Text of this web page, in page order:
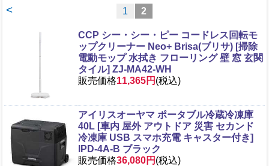
< 1 2
CCP シー・シー・ピー コードレス回転モ
ップクリーナー Neo+ Brisa(ブリサ) [掃除
電動モップ 水拭き フローリング 壁 窓 玄関
タイル] ZJ-MA42-WH
販売価格11,365円 (税込)
アイリスオーヤマ ポータブル冷蔵冷凍庫
40L [車内 屋外 アウトドア 災害 セカンド
冷凍庫 USB スマホ充電 キャスター付き]
IPD-4A-B ブラック
販売価格36,080円 (税込)